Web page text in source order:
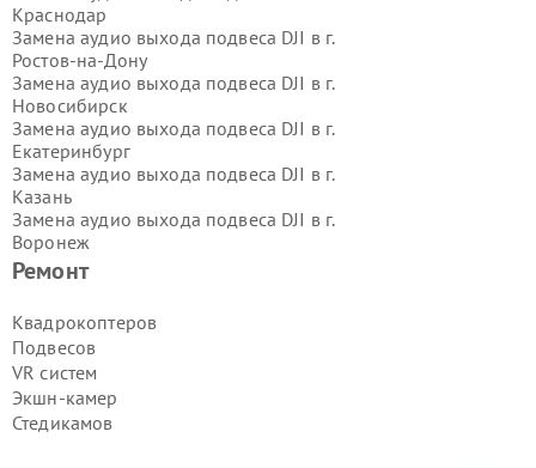
Ремонт
Квадрокоптеров
Подвесов
VR систем
Экшн-камер
Стедикамов
Краснодар
Замена аудио выхода подвеса DJI в г.
Ростов-на-Дону
Замена аудио выхода подвеса DJI в г.
Новосибирск
Замена аудио выхода подвеса DJI в г.
Екатеринбург
Замена аудио выхода подвеса DJI в г.
Казань
Замена аудио выхода подвеса DJI в г.
Воронеж
Замена аудио выхода подвеса DJI в г.
Замена аудио выхода подвеса DJI в г.
Самара
Замена аудио выхода подвеса DJI в г.
Пермь
Замена аудио выхода подвеса DJI в г.
Красноярск